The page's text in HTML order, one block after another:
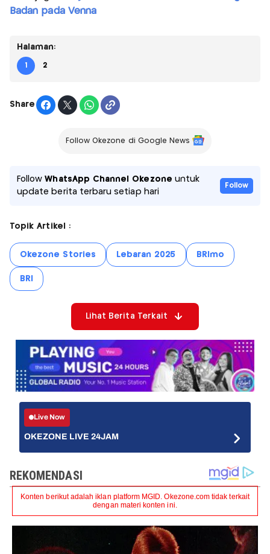
Badan pada Venna
Halaman:
1 2
Share
Follow Okezone di Google News
FollowWhatsApp Channel Okezone untuk
update berita terbaru setiap hari
Follow
Topik Artikel :
Okezone Stories Lebaran 2025 BRImo
BRI
Lihat Berita Terkait
Live Now
OKEZONE LIVE 24JAM